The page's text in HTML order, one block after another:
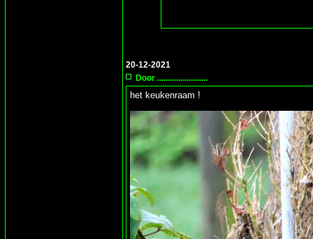
20-12-2021
Door ........................
het keukenraam !